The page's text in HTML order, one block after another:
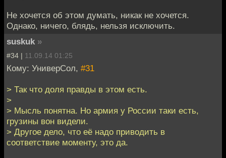
Не хочется об этом думать, никак не хочется.
Однако, ничего, блядь, нельзя исключить.
suskuk »
#34 | 11.09.14 01:25
Кому: УниверСол, #31
> Так что доля правды в этом есть.
>
> Мысль понятна. Но армия у России таки есть,
грузины вон видели.
> Другое дело, что её надо приводить в
соответствие моменту, это да.